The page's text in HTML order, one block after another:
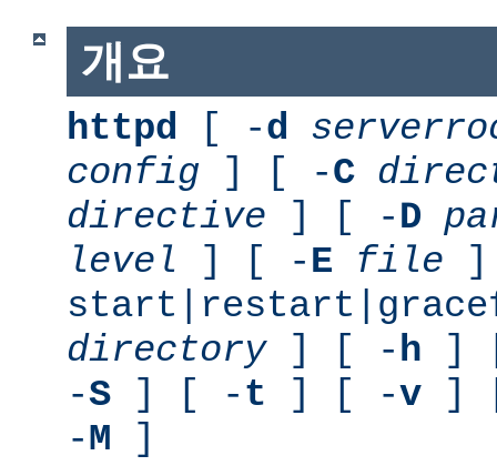
개요
httpd [ -d
config ] [ -C
directive ] [ -D
level ] [ -E file
directory] [ -h ]
-S ] [ -t ] [ -v ]
-M ]